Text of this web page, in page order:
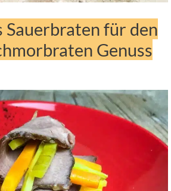
Sauerbraten für den
Genuss